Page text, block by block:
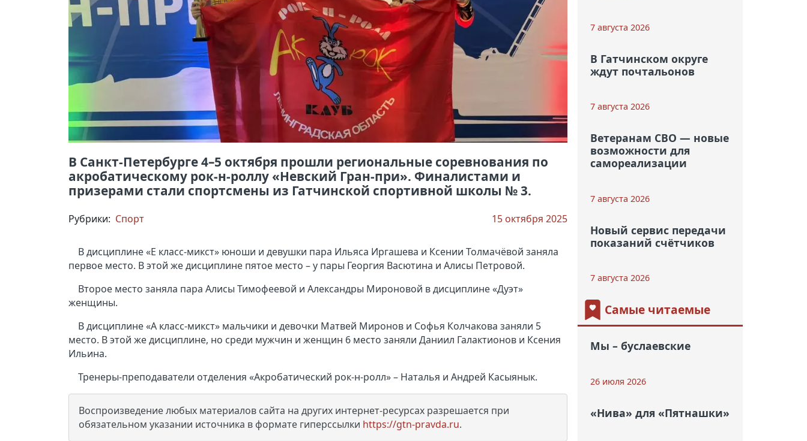
В Санкт-Петербурге 4–5 октября прошли региональные соревнования по
акробатическому рок-н-роллу «Невский Гран-при». Финалистами и
призерами стали спортсмены из Гатчинской спортивной школы № 3.
Рубрики: Спорт 15 октября 2025
В дисциплине «E класс-микст» юноши и девушки пара Ильяса Иргашева и Ксении Толмачёвой заняла
первое место. В этой же дисциплине пятое место – у пары Георгия Васютина и Алисы Петровой.
Второе место заняла пара Алисы Тимофеевой и Александры Мироновой в дисциплине «Дуэт»
женщины.
В дисциплине «A класс-микст» мальчики и девочки Матвей Миронов и Софья Колчакова заняли 5
место. В этой же дисциплине, но среди мужчин и женщин 6 место заняли Даниил Галактионов и Ксения
Ильина.
Тренеры-преподаватели отделения «Акробатический рок-н-ролл» – Наталья и Андрей Касыянык.
Воспроизведение любых материалов сайта на других интернет-ресурсах разрешается при
обязательном указании источника в формате гиперссылки https://gtn-pravda.ru.
7 августа 2026
В Гатчинском округе
ждут почтальонов
7 августа 2026
Ветеранам СВО — новые
возможности для
самореализации
7 августа 2026
Новый сервис передачи
показаний счётчиков
7 августа 2026
Самые читаемые
Мы – буслаевские
26 июля 2026
«Нива» для «Пятнашки»